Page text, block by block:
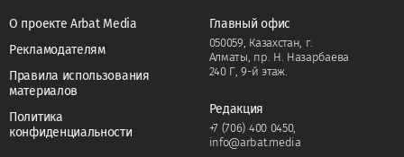
О проекте Arbat Media
Рекламодателям
Правила использования
материалов
Политика
конфиденциальности
Главный офис
050059, Казахстан, г.
Алматы, пр. Н. Назарбаева
240 Г, 9-й этаж.
Редакция
+7 (706) 400 0450,
info@arbat.media